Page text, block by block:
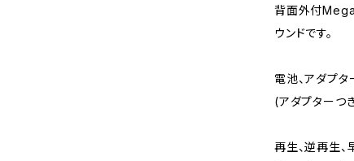
背面外付
ウンドです。
電池、アダプタ
(アダプターつ
再生、逆再生、